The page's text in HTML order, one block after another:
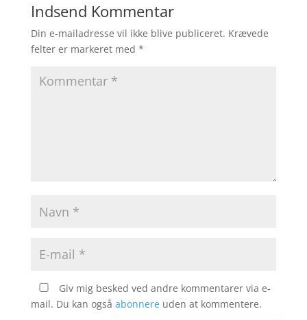
Indsend Kommentar
Din e-mailadresse vil ikke blive publiceret. Krævede
felter er markeret med *
Giv mig besked ved andre kommentarer via e-
mail. Du kan også abonnereuden at kommentere.